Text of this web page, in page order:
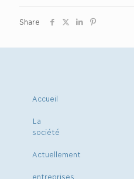
Share
Accueil
La
société
Actuellement
entreprises